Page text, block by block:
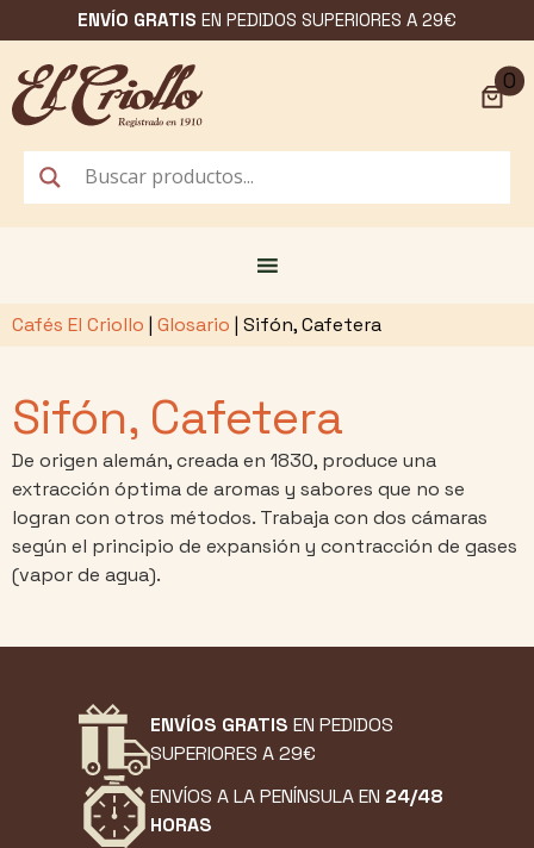
al
contenido
ENVÍO GRATIS EN PEDIDOS SUPERIORES A 29€
0
Cafés El Criollo | Glosario | Sifón, Cafetera
Sifón, Cafetera
De origen alemán, creada en 1830, produce una
extracción óptima de aromas y sabores que no se
logran con otros métodos. Trabaja con dos cámaras
según el principio de expansión y contracción de gases
(vapor de agua).
ENVÍOS GRATIS EN PEDIDOS
SUPERIORES A 29€
ENVÍOS A LA PENÍNSULA EN 24/48
HORAS